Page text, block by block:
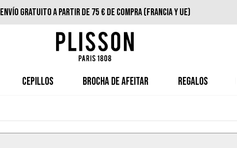
Envío gratuito a partir de 75 € de compra (Francia y UE)
CEPILLOS BROCHA DE AFEITAR REGALOS